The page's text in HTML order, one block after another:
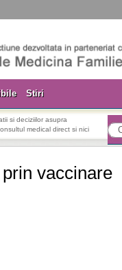
Stiri
si deciziilor asupra
medical direct si nici
vaccinare